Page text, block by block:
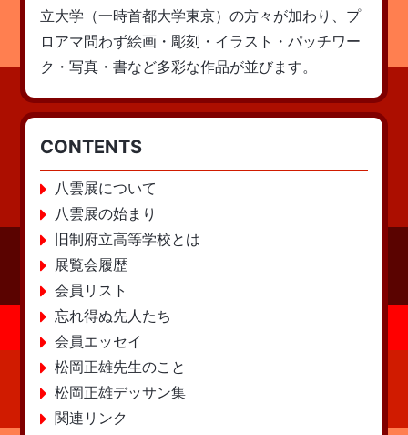
立大学（一時首都大学東京）の方々が加わり、プ
ロアマ問わず絵画・彫刻・イラスト・パッチワー
ク・写真・書など多彩な作品が並びます。
CONTENTS
八雲展について
八雲展の始まり
旧制府立高等学校とは
展覧会履歴
会員リスト
忘れ得ぬ先人たち
会員エッセイ
松岡正雄先生のこと
松岡正雄デッサン集
関連リンク